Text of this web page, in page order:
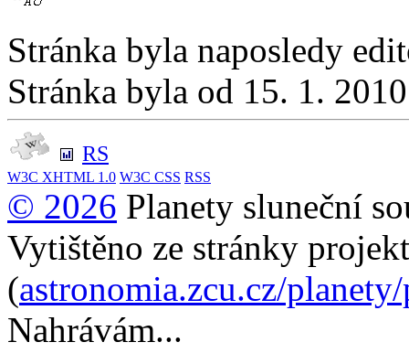
Stránka byla naposledy
Stránka byla od 15. 1.
RS
W3C XHTML 1.0 W3C CSS RSS
© 2026 Planety sluneční
Vytištěno ze stránky
(astronomia.zcu.cz/
Nahrávám...